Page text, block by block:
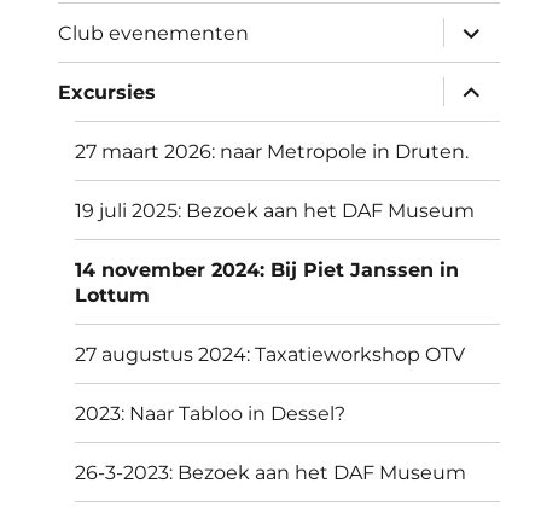
Club evenementen
Excursies
27 maart 2026: naar Metropole in Druten.
19 juli 2025: Bezoek aan het DAF Museum
14 november 2024: Bij Piet Janssen in
Lottum
27 augustus 2024: Taxatieworkshop OTV
2023: Naar Tabloo in Dessel?
26-3-2023: Bezoek aan het DAF Museum